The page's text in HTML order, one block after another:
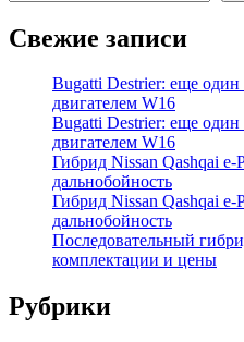
Свежие записи
Bugatti Destrier: еще
двигателем W16
Bugatti Destrier: еще
двигателем W16
Гибрид Nissan Qashqai
дальнобойность
Гибрид Nissan Qashqai
дальнобойность
Последовательный
комплектации и цены
Рубрики